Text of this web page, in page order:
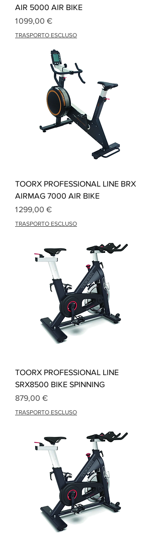
AIR 5000 AIR BIKE
Prix
1 099,00 €
TRASPORTO ESCLUSO
TOORX PROFESSIONAL LINE BRX
AIRMAG 7000 AIR BIKE
Prix
1 299,00 €
TRASPORTO ESCLUSO
TOORX PROFESSIONAL LINE
SRX8500 BIKE SPINNING
Prix
879,00 €
TRASPORTO ESCLUSO